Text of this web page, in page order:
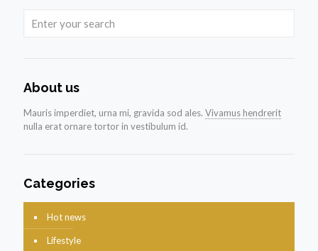
About us
Mauris imperdiet, urna mi, gravida sod ales. Vivamus hendrerit
nulla erat ornare tortor in vestibulum id.
Categories
Hot news
Lifestyle